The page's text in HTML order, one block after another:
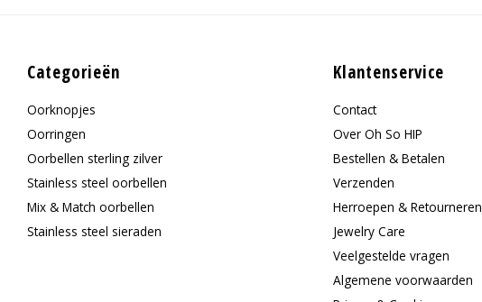
Categorieën
Oorknopjes
Oorringen
Oorbellen sterling zilver
Stainless steel oorbellen
Mix & Match oorbellen
Stainless steel sieraden
Klantenservice
Contact
Over Oh So HIP
Bestellen & Betalen
Verzenden
Herroepen & Retourneren
Jewelry Care
Veelgestelde vragen
Algemene voorwaarden